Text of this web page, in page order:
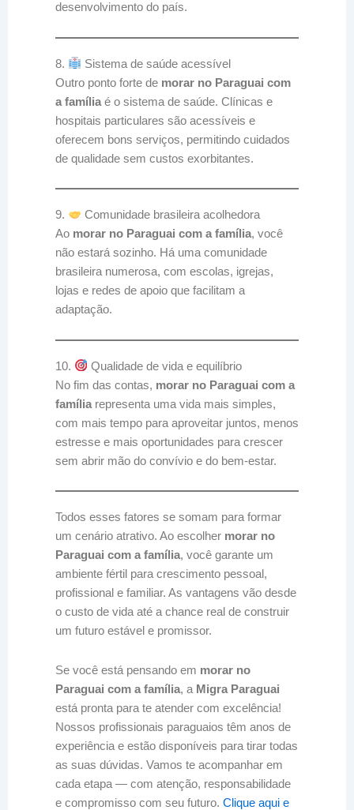
desenvolvimento do país.
8.
Sistema de saúde acessível
Outro ponto forte de morar no Paraguai com
a família é o sistema de saúde. Clínicas e
hospitais particulares são acessíveis e
oferecem bons serviços, permitindo cuidados
de qualidade sem custos exorbitantes.
9.
Comunidade brasileira acolhedora
Ao morar no Paraguai com a família, você
não estará sozinho. Há uma comunidade
brasileira numerosa, com escolas, igrejas,
lojas e redes de apoio que facilitam a
adaptação.
10.
Qualidade de vida e equilíbrio
No fim das contas, morar no Paraguai com a
família representa uma vida mais simples,
com mais tempo para aproveitar juntos, menos
estresse e mais oportunidades para crescer
sem abrir mão do convívio e do bem-estar.
Todos esses fatores se somam para formar
um cenário atrativo. Ao escolher morar no
Paraguai com a família, você garante um
ambiente fértil para crescimento pessoal,
profissional e familiar. As vantagens vão desde
o custo de vida até a chance real de construir
um futuro estável e promissor.
Se você está pensando em morar no
Paraguai com a família, a Migra Paraguai
está pronta para te atender com excelência!
Nossos profissionais paraguaios têm anos de
experiência e estão disponíveis para tirar todas
as suas dúvidas. Vamos te acompanhar em
cada etapa — com atenção, responsabilidade
e compromisso com seu futuro. Clique aqui e